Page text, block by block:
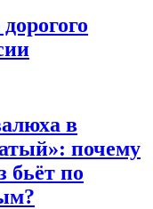
в
почему
бьёт по